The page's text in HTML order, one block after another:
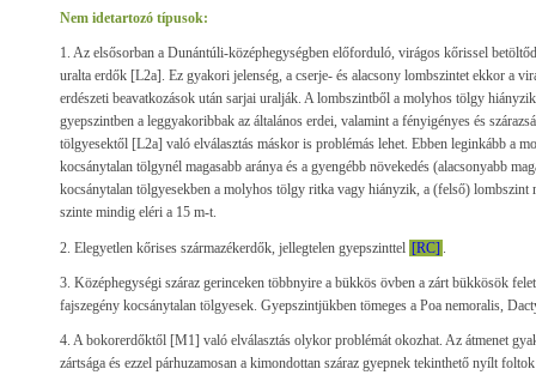
Nem idetartozó típusok:
1. Az elsősorban a Dunántúli-középhegységben előforduló, virágos kőrissel
uralta erdők [L2a]. Ez gyakori jelenség, a cserje- és alacsony lombszintet ekkor a
erdészeti beavatkozások után sarjai uralják. A lombszintből a molyhos tölgy
gyepszintben a leggyakoribbak az általános erdei, valamint a fényigényes és
tölgyesektől [L2a] való elválasztás máskor is problémás lehet. Ebben leginkább a
kocsánytalan tölgynél magasabb aránya és a gyengébb növekedés (alacsonyabb
kocsánytalan tölgyesekben a molyhos tölgy ritka vagy hiányzik, a (felső) lombszint
szinte mindig eléri a 15 m-t.
2. Elegyetlen kőrises származékerdők, jellegtelen gyepszinttel [RC]
3. Középhegységi száraz gerinceken többnyire a bükkös övben a zárt bükkösök
fajszegény kocsánytalan tölgyesek. Gyepszintjükben tömeges a Poa nemoralis,
4. A bokorerdőktől [M1] való elválasztás olykor problémát okozhat. Az átmenet
zártsága és ezzel párhuzamosan a kimondottan száraz gyepnek tekinthető nyílt